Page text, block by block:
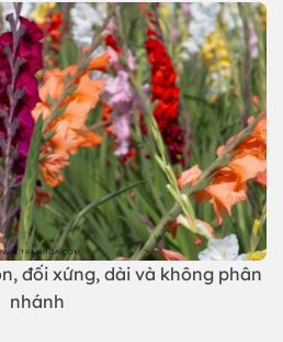
đối xứng, dài và không phân
nhánh